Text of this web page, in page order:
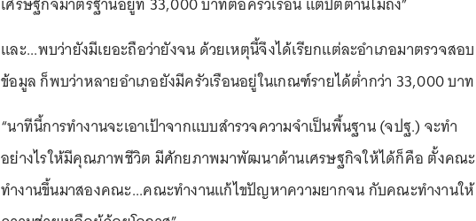
และ...พบว่ายังมีเยอะถือว่ายังจน ด้วยเหตุนี้จึงได้เรียกแต่ละอำเภอมาตรวจสอบ
ข้อมูล ก็พบว่าหลายอำเภอยังมีครัวเรือนอยู่ในเกณฑ์รายได้ต่ำกว่า 33,000 บาท
“นาทีนี้การทำงานจะเอาเป้าจากแบบสำรวจความจำเป็นพื้นฐาน (จปฐ.) จะทำ
อย่างไรให้มีคุณภาพชีวิต มีศักยภาพมาพัฒนาด้านเศรษฐกิจให้ได้ก็คือ ตั้งคณะ
ทำงานขึ้นมาสองคณะ...คณะทำงานแก้ไขปัญหาความยากจน กับคณะทำงานให้